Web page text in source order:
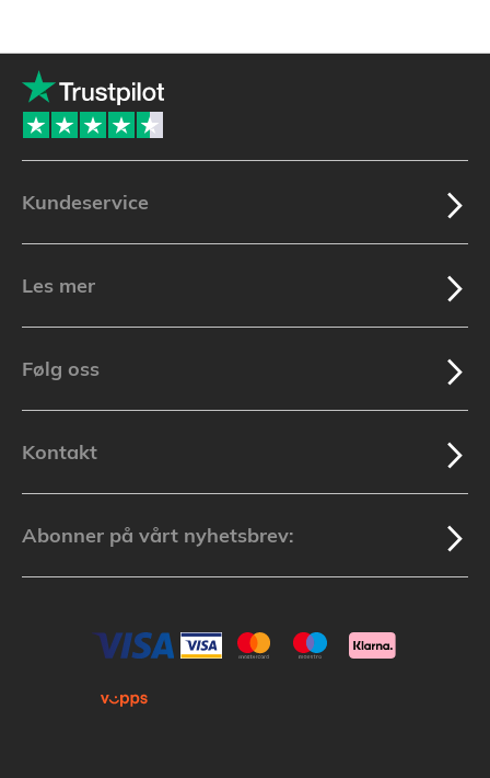
Kundeservice
Les mer
Følg oss
Kontakt
Abonner på vårt nyhetsbrev: